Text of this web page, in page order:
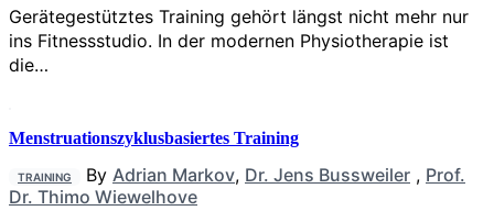
Gerätegestütztes Training gehört längst nicht mehr nur
ins Fitnessstudio. In der modernen Physiotherapie ist
die…
Menstruations­zyklusbasiertes Training
TRAINING By Adrian Markov, Dr. Jens Bussweiler , Prof.
Dr. Thimo Wiewelhove